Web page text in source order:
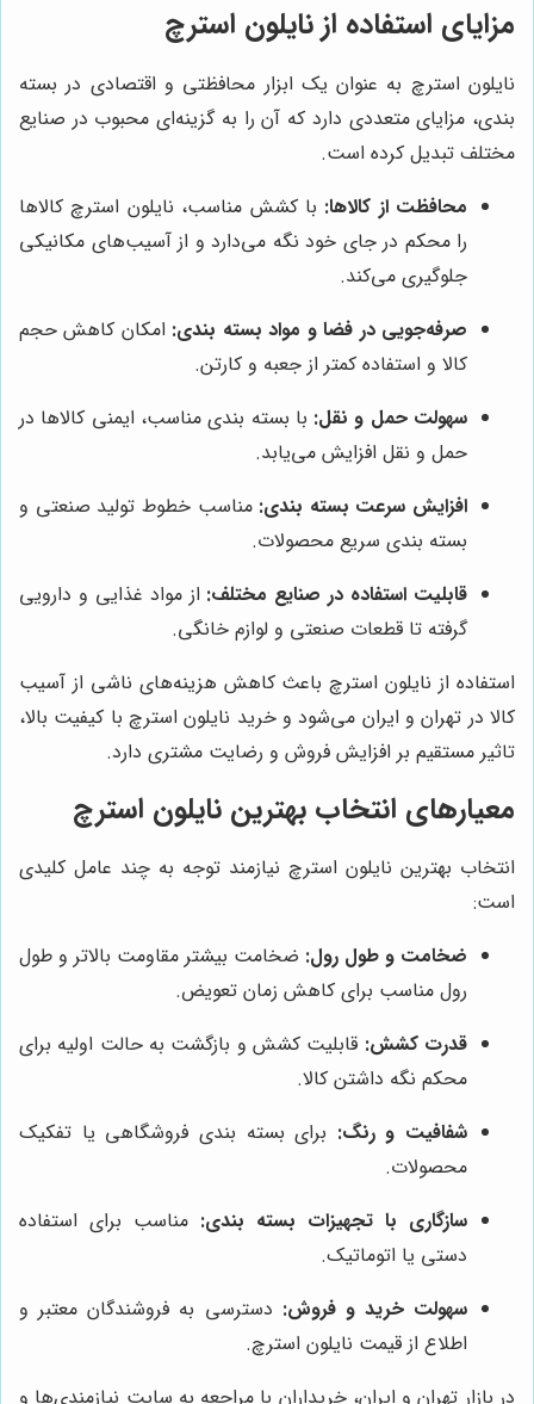
مزایای استفاده از نایلون استرچ
نایلون استرچ به عنوان یک ابزار محافظتی و اقتصادی در بسته
بندی، مزایای متعددی دارد که آن را به گزینه‌ای محبوب در صنایع
مختلف تبدیل کرده است.
محافظت از کالاها: با کشش مناسب، نایلون استرچ کالاها
را محکم در جای خود نگه می‌دارد و از آسیب‌های مکانیکی
جلوگیری می‌کند.
صرفه‌جویی در فضا و مواد بسته بندی: امکان کاهش حجم
کالا و استفاده کمتر از جعبه و کارتن.
سهولت حمل و نقل: با بسته بندی مناسب، ایمنی کالاها در
حمل و نقل افزایش می‌یابد.
افزایش سرعت بسته بندی: مناسب خطوط تولید صنعتی و
بسته بندی سریع محصولات.
قابلیت استفاده در صنایع مختلف: از مواد غذایی و دارویی
گرفته تا قطعات صنعتی و لوازم خانگی.
استفاده از نایلون استرچ باعث کاهش هزینه‌های ناشی از آسیب
کالا در تهران و ایران می‌شود و خرید نایلون استرچ با کیفیت بالا،
تاثیر مستقیم بر افزایش فروش و رضایت مشتری دارد.
معیارهای انتخاب بهترین نایلون استرچ
انتخاب بهترین نایلون استرچ نیازمند توجه به چند عامل کلیدی
است:
ضخامت و طول رول: ضخامت بیشتر مقاومت بالاتر و طول
رول مناسب برای کاهش زمان تعویض.
قدرت کشش: قابلیت کشش و بازگشت به حالت اولیه برای
محکم نگه داشتن کالا.
شفافیت و رنگ: برای بسته بندی فروشگاهی یا تفکیک
محصولات.
سازگاری با تجهیزات بسته بندی: مناسب برای استفاده
دستی یا اتوماتیک.
سهولت خرید و فروش: دسترسی به فروشندگان معتبر و
اطلاع از قیمت نایلون استرچ.
در بازار تهران و ایران، خریداران با مراجعه به سایت نیازمندی‌ها و